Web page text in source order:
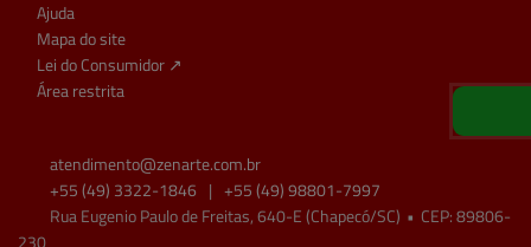
Ajuda
Mapa do site
Lei do Consumidor ↗
Área restrita
atendimento@zenarte.com.br
+55 (49) 3322-1846 | +55 (49) 98801-7997
Rua Eugenio Paulo de Freitas, 640-E (Chapecó/SC) • CEP: 89806-
230